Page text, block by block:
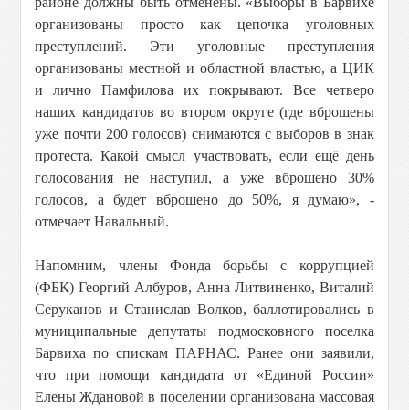
организованы просто как цепочка уголовных
преступлений. Эти уголовные преступления
организованы местной и областной властью, а ЦИК
и лично Памфилова их покрывают. Все четверо
наших кандидатов во втором округе (где вброшены
уже почти 200 голосов) снимаются с выборов в знак
протеста. Какой смысл участвовать, если ещё день
голосования не наступил, а уже вброшено 30%
голосов, а будет вброшено до 50%, я думаю», -
отмечает Навальный.
Напомним, члены Фонда борьбы с коррупцией
(ФБК) Георгий Албуров, Анна Литвиненко, Виталий
Серуканов и Станислав Волков, баллотировались в
муниципальные депутаты подмосковного поселка
Барвиха по спискам ПАРНАС. Ранее они заявили,
что при помощи кандидата от «Единой России»
Елены Ждановой в поселении организована массовая